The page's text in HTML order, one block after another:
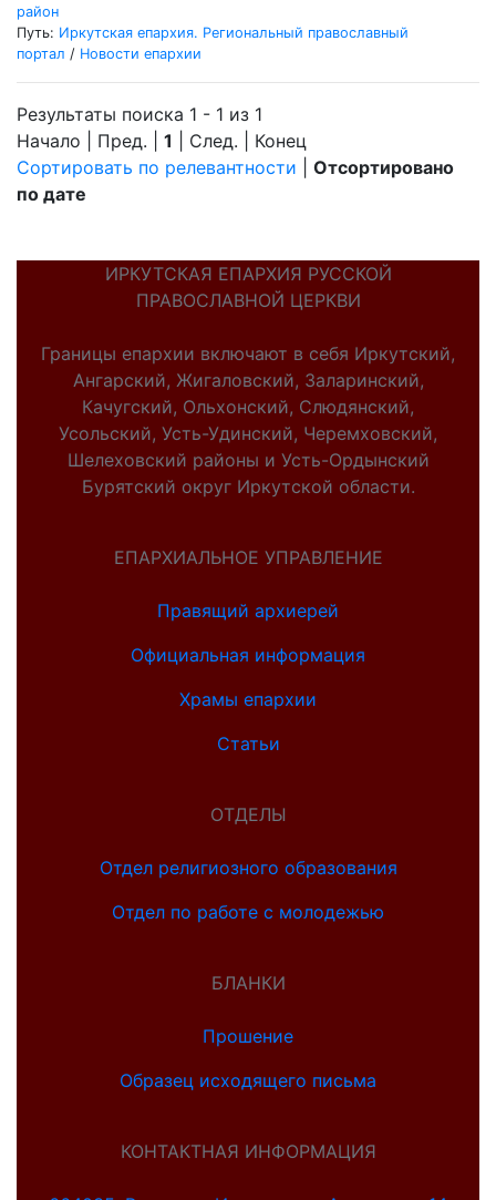
район
Путь: Иркутская епархия. Региональный православный
портал / Новости епархии
Результаты поиска 1 - 1 из 1
Начало | Пред. | 1 | След. | Конец
Сортировать по релевантности
Отсортировано
по дате
ИРКУТСКАЯ ЕПАРХИЯ РУССКОЙ
ПРАВОСЛАВНОЙ ЦЕРКВИ
Границы епархии включают в себя Иркутский,
Ангарский, Жигаловский, Заларинский,
Качугский, Ольхонский, Слюдянский,
Усольский, Усть-Удинский, Черемховский,
Шелеховский районы и Усть-Ордынский
Бурятский округ Иркутской области.
ЕПАРХИАЛЬНОЕ УПРАВЛЕНИЕ
Правящий архиерей
Официальная информация
Храмы епархии
Статьи
ОТДЕЛЫ
Отдел религиозного образования
Отдел по работе с молодежью
БЛАНКИ
Прошение
Образец исходящего письма
КОНТАКТНАЯ ИНФОРМАЦИЯ